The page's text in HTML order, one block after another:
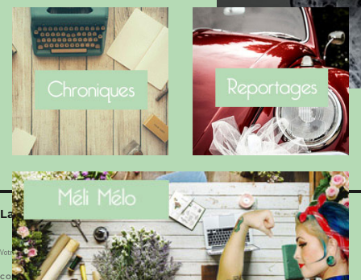
Laisser un commentaire
Votre adresse e-mail ne sera pas publiée.Les champs obligatoires sont indiqués avec*
COMMENTAIRE*